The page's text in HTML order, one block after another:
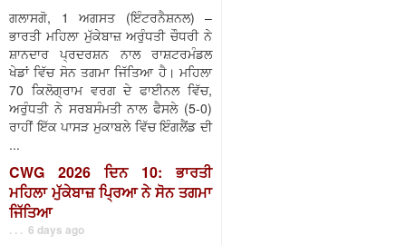
ਗਲਾਸਗੋ, 1 ਅਗਸਤ (ਇੰਟਰਨੈਸ਼ਨਲ) –
ਭਾਰਤੀ ਮਹਿਲਾ ਮੁੱਕੇਬਾਜ਼ ਅਰੁੰਧਤੀ ਚੌਧਰੀ ਨੇ
ਸ਼ਾਨਦਾਰ ਪ੍ਰਦਰਸ਼ਨ ਨਾਲ ਰਾਸ਼ਟਰਮੰਡਲ
ਖੇਡਾਂ ਵਿੱਚ ਸੋਨ ਤਗਮਾ ਜਿੱਤਿਆ ਹੈ। ਮਹਿਲਾ
70 ਕਿਲੋਗ੍ਰਾਮ ਵਰਗ ਦੇ ਫਾਈਨਲ ਵਿੱਚ,
ਅਰੁੰਧਤੀ ਨੇ ਸਰਬਸੰਮਤੀ ਨਾਲ ਫੈਸਲੇ (5-0)
ਰਾਹੀਂ ਇੱਕ ਪਾਸੜ ਮੁਕਾਬਲੇ ਵਿੱਚ ਇੰਗਲੈਂਡ ਦੀ
...
CWG 2026 ਦਿਨ 10: ਭਾਰਤੀ
ਮਹਿਲਾ ਮੁੱਕੇਬਾਜ਼ ਪ੍ਰਿਆ ਨੇ ਸੋਨ ਤਗਮਾ
ਜਿੱਤਿਆ
. . . 6 days ago